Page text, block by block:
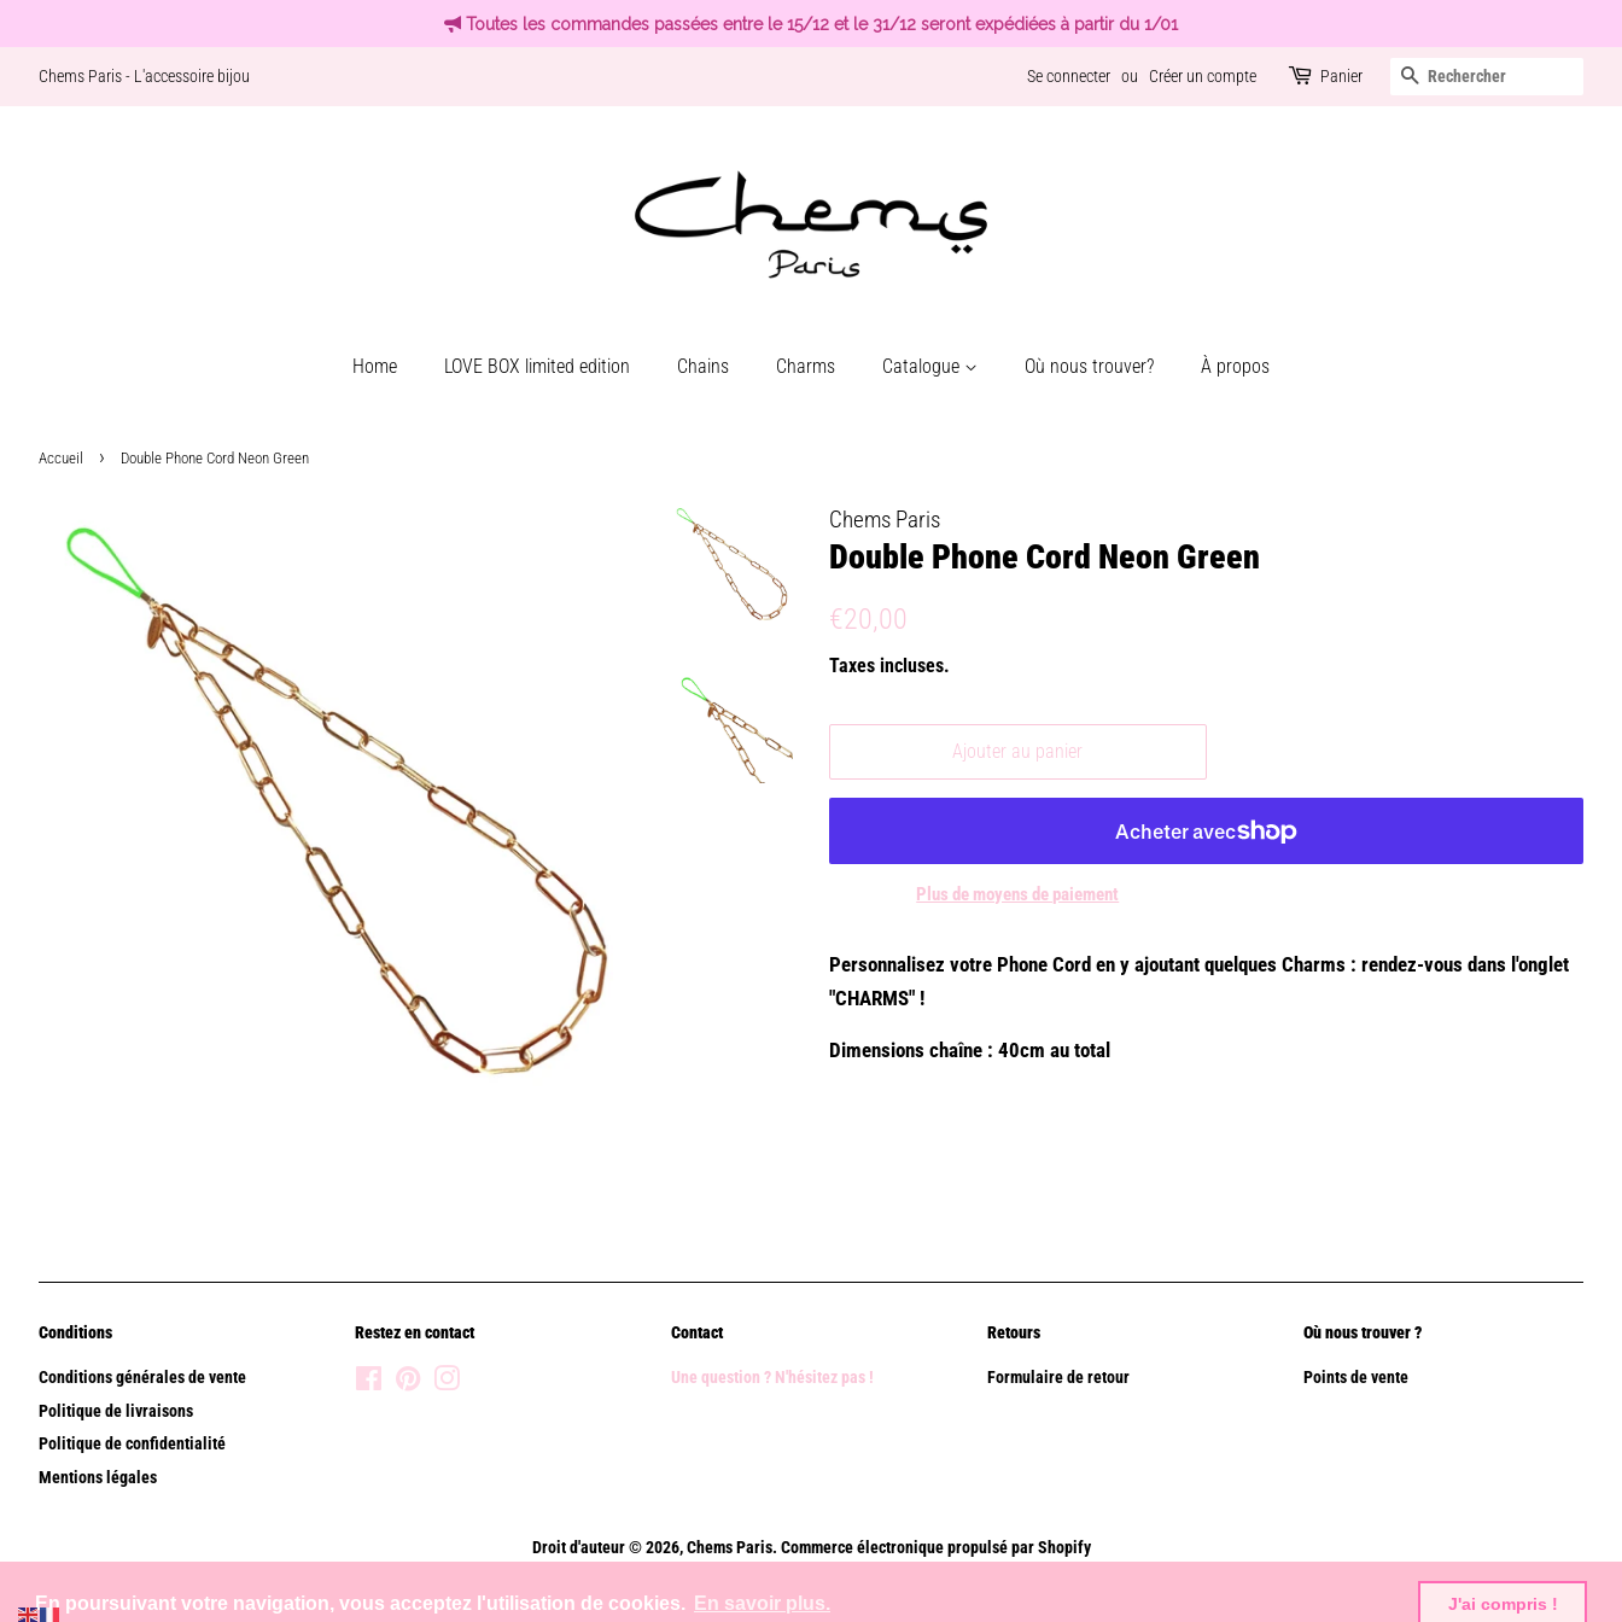
En poursuivant votre navigation, vous acceptez l'utilisation de cookies. En savoir plus. J'ai compris !
Toutes les commandes passées entre le 15/12 et le 31/12 seront expédiées à partir du 1/01
Chems Paris - L'accessoire bijou Se connecter ou Créer un compte Panier Recherche
Home LOVE BOX limited edition Chains Charms Catalogue Où nous trouver? À propos
Accueil › Double Phone Cord Neon Green
Chems Paris
Double Phone Cord Neon Green
Prix
€20,00
Taxes incluses.
Ajouter au panier
Plus de moyens de paiement
Personnalisez votre Phone Cord en y ajoutant quelques Charms : rendez-vous dans l'onglet
"CHARMS" !
Dimensions chaîne : 40cm au total
Conditions
Conditions générales de vente
Politique de livraisons
Politique de confidentialité
Mentions légales
Restez en contact
FacebookPinterest
Contact
Une question ? N'hésitez pas !
Retours
Formulaire de retour
Où nous trouver ?
Points de vente
Droit d'auteur © 2026,Chems Paris. Commerce électronique propulsé par Shopify